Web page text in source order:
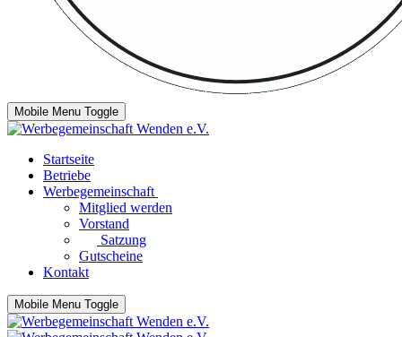
Mobile Menu Toggle
Startseite
Betriebe
Werbegemeinschaft
Mitglied werden
Vorstand
Satzung
Gutscheine
Kontakt
Mobile Menu Toggle